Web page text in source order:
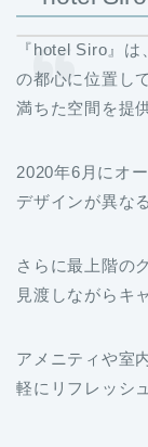
『hotel Siro』
の都心に位置し
満ちた空間を提
2020年6月にオ
デザインが異な
さらに最上階の
見渡しながらキ
アメニティや室
軽にリフレッシ